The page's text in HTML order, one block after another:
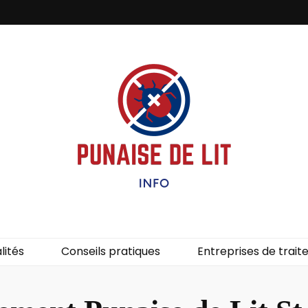
Conseils pratiques Entreprises de